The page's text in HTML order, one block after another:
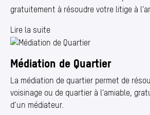
gratuitement à résoudre votre litige à
Lire la suite
Médiation de Quartier
La médiation de quartier permet de
voisinage ou de quartier à l’amiable,
d’un médiateur.